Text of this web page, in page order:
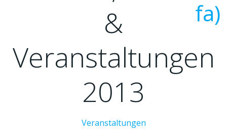
&
Veranstaltungen
2013
Veranstaltungen